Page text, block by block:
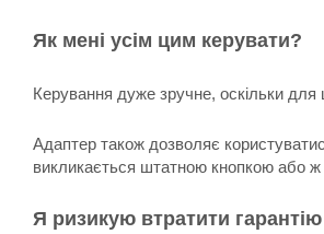
Як мені усім цим керувати?
Керування дуже зручне, оскільки
Адаптер також дозволяє
викликається штатною кнопкою або
Я ризикую втратити